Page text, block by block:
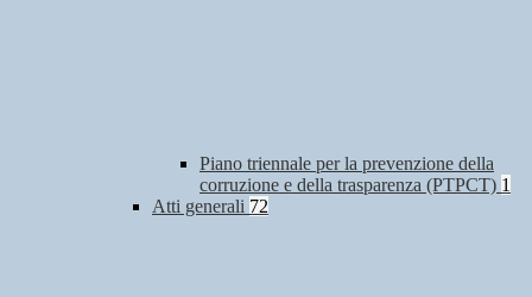
Piano triennale per la prevenzione della
corruzione e della trasparenza (PTPCT) 1
Atti generali 72